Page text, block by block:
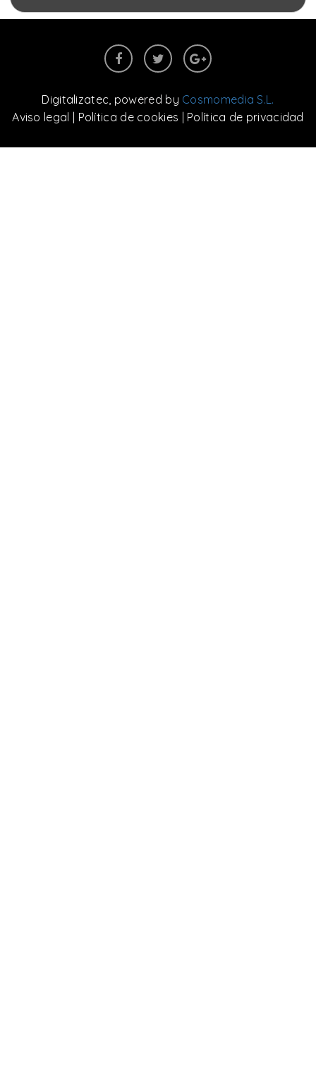
Digitalizatec , powered by Cosmomedia S.L.
Aviso legal | Política de cookies | Política de privacidad